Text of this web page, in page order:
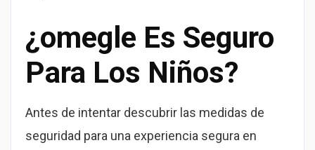
¿omegle Es Seguro
Para Los Niños?
Antes de intentar descubrir las medidas de
seguridad para una experiencia segura en